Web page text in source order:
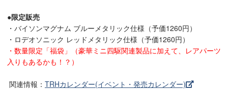
●限定販売
・バイソンマグナム ブルーメタリック仕様（予価1260円）
・ロデオソニック レッドメタリック仕様（予価1260円）
・数量限定「福袋」（豪華ミニ四駆関連製品に加えて、レアパーツ
入りもあるかも！？）
関連情報： TRHカレンダー(イベント・発売カレンダー)